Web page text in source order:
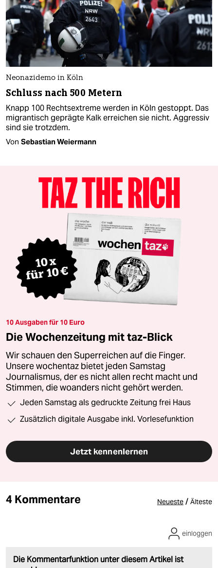
Neonazidemo in Köln
Schluss nach 500 Metern
Knapp 100 Rechtsextreme werden in Köln gestoppt. Das
migrantisch geprägte Kalk erreichen sie nicht. Aggressiv
sind sie trotzdem.
Von Sebastian Weiermann
10 Ausgaben für 10 Euro
Die Wochenzeitung mit taz-Blick
Wir schauen den Superreichen auf die Finger.
Unsere wochentaz bietet jeden Samstag
Journalismus, der es nicht allen recht macht und
Stimmen, die woanders nicht gehört werden.
Jeden Samstag als gedruckte Zeitung frei Haus
Zusätzlich digitale Ausgabe inkl. Vorlesefunktion
Jetzt kennenlernen
4 Kommentare Neueste / Älteste
Die Kommentarfunktion unter diesem Artikel ist
einloggen